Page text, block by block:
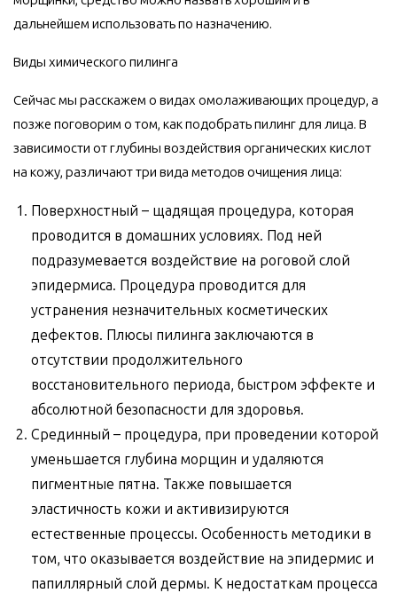
дальнейшем использовать по назначению.
Виды химического пилинга
Сейчас мы расскажем о видах омолаживающих процедур, а
позже поговорим о том, как подобрать пилинг для лица. В
зависимости от глубины воздействия органических кислот
на кожу, различают три вида методов очищения лица:
Поверхностный – щадящая процедура, которая
проводится в домашних условиях. Под ней
подразумевается воздействие на роговой слой
эпидермиса. Процедура проводится для
устранения незначительных косметических
дефектов. Плюсы пилинга заключаются в
отсутствии продолжительного
восстановительного периода, быстром эффекте и
абсолютной безопасности для здоровья.
Срединный – процедура, при проведении которой
уменьшается глубина морщин и удаляются
пигментные пятна. Также повышается
эластичность кожи и активизируются
естественные процессы. Особенность методики в
том, что оказывается воздействие на эпидермис и
папиллярный слой дермы. К недостаткам процесса